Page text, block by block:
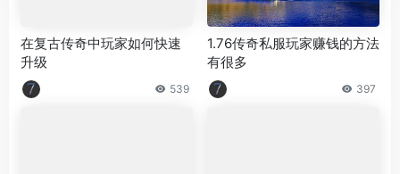
在复古传奇中玩家如何快速
升级
539
1.76传奇私服玩家赚钱的方法
有很多
397